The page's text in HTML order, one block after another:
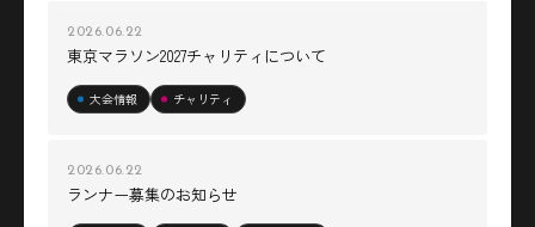
2026.06.22
東京マラソン2027チャリティについて
大会情報 チャリティ
2026.06.22
ランナー募集のお知らせ